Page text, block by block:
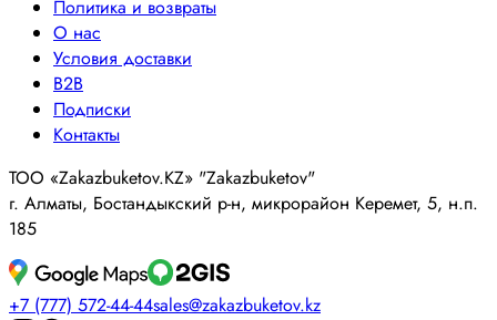
Политика и возвраты
О нас
Условия доставки
B2B
Подписки
Контакты
ТОО «Zakazbuketov.KZ» "Zakazbuketov"
г. Алматы, Бостандыкский р-н, микрорайон Керемет, 5, н.п.
185
+7 (777) 572-44-44sales@zakazbuketov.kz